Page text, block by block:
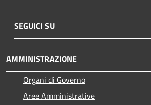
SEGUICI SU
AMMINISTRAZIONE
Organi di Governo
Aree Amministrative